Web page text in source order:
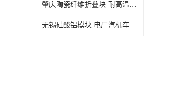
肇庆陶瓷纤维折叠块 耐高温阻燃 抗撕裂 质地硬
无锡硅酸铝模块 电厂汽机车间设备管道保温用硅酸铝棉